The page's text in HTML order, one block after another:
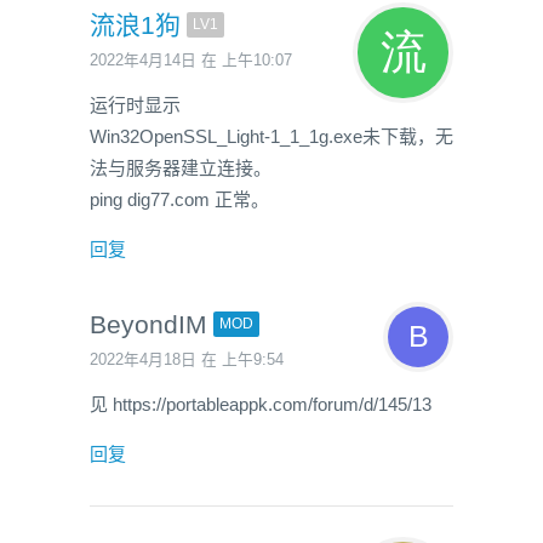
流浪1狗 LV1
2022年4月14日 在 上午10:07
运行时显示
Win32OpenSSL_Light-1_1_1g.exe未下载，无
法与服务器建立连接。
ping dig77.com 正常。
回复
BeyondIM MOD
2022年4月18日 在 上午9:54
见 https://portableappk.com/forum/d/145/13
回复